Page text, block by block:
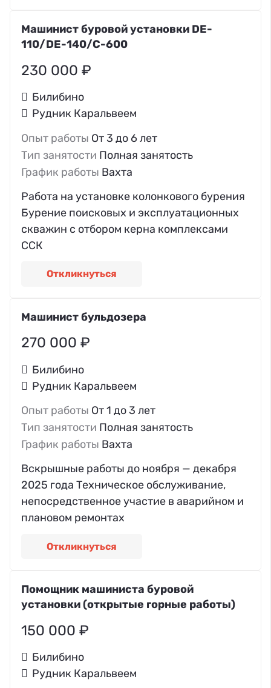
Машинист буровой установки DE-
110/DE-140/C-600
230 000 ₽
Билибино
Рудник Каральвеем
Опыт работы От 3 до 6 лет
Тип занятости Полная занятость
График работы Вахта
Работа на установке колонкового бурения
Бурение поисковых и эксплуатационных
скважин с отбором керна комплексами
ССК
Откликнуться
Машинист бульдозера
270 000 ₽
Билибино
Рудник Каральвеем
Опыт работы От 1 до 3 лет
Тип занятости Полная занятость
График работы Вахта
Вскрышные работы до ноября — декабря
2025 года Техническое обслуживание,
непосредственное участие в аварийном и
плановом ремонтах
Откликнуться
Помощник машиниста буровой
установки (открытые горные работы)
150 000 ₽
Билибино
Рудник Каральвеем